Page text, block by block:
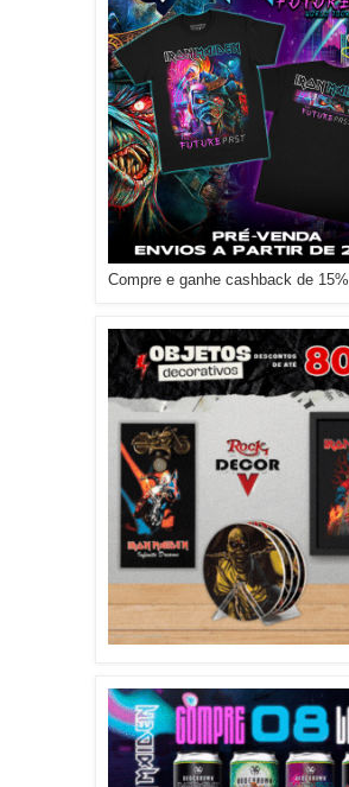
Compre e ganhe cashback de 15%